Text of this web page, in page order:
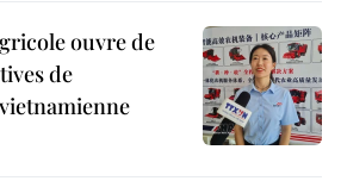
ouvre de
de